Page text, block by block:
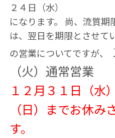
２４日（水）
になります。 尚、流質
は、翌日を期限とさせて
の営業についてですが、
（火）通常営業
１２月３１日（水
（日）までお休み
す。